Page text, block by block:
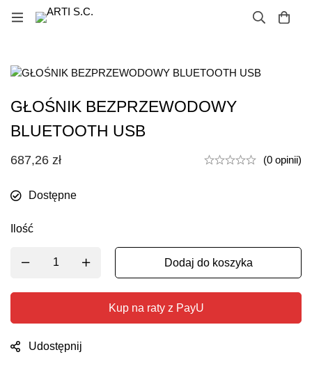
GŁOŚNIK BEZPRZEWODOWY
BLUETOOTH USB
687,26 zł (0 opinii)
Dostępne
Ilość
Dodaj do koszyka
Kup na raty z PayU
Udostępnij